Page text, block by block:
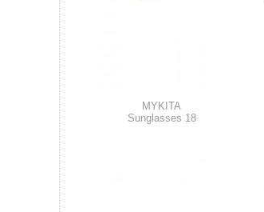
MYKITA
Sunglasses 18